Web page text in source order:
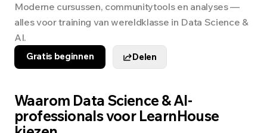
Moderne cursussen, communitytools en analyses —
alles voor training van wereldklasse in Data Science &
AI.
Gratis beginnen Delen
Waarom Data Science & AI-
professionals voor LearnHouse